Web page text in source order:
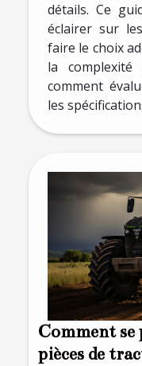
détails. Ce
éclairer sur
faire le choix
la complexité
comment
les
Comment
pièces de